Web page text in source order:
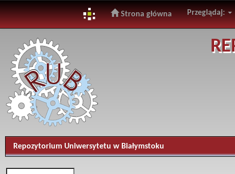
navigation
Strona główna Przeglądaj:
Repozytorium Uniwersytetu w Białymstoku